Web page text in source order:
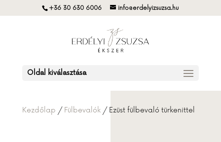
+36 30 630 6006 info@erdelyizsuzsa.hu
Oldal kiválasztása
Kezdőlap / Fülbevalók/ Ezüst fülbevaló türkenittel